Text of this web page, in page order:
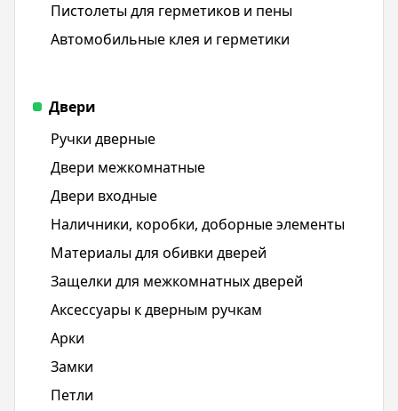
Пистолеты для герметиков и пены
Автомобильные клея и герметики
Двери
Ручки дверные
Двери межкомнатные
Двери входные
Наличники, коробки, доборные элементы
Материалы для обивки дверей
Защелки для межкомнатных дверей
Аксессуары к дверным ручкам
Арки
Замки
Петли